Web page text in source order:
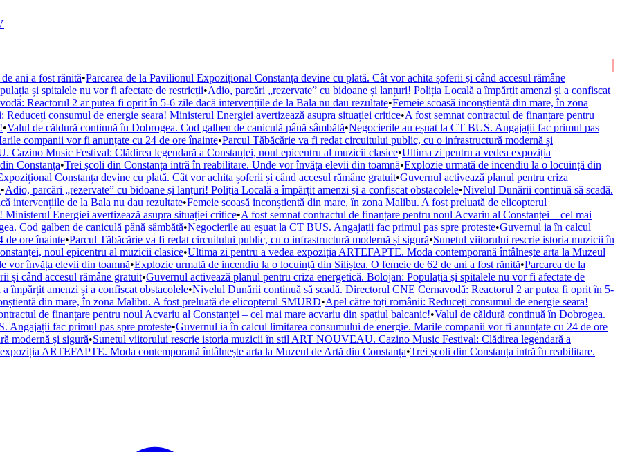
ani a fost rănită•Parcarea de la Pavilionul Expozițional Constanța devine cu plată. Cât vor achita șoferii și când accesul rămâne
și spitalele nu vor fi afectate de restricții•Adio, parcări „rezervate” cu bidoane și lanțuri! Poliția Locală a împărțit amenzi și a confiscat
Reactorul 2 ar putea fi oprit în 5-6 zile dacă intervențiile de la Bala nu dau rezultate•Femeie scoasă inconștientă din mare, în zona
Reduceți consumul de energie seara! Ministerul Energiei avertizează asupra situației critice•A fost semnat contractul de finanțare pentru
•Valul de căldură continuă în Dobrogea. Cod galben de caniculă până sâmbătă•Negocierile au eșuat la CT BUS. Angajații fac primul pas
companii vor fi anunțate cu 24 de ore înainte•Parcul Tăbăcărie va fi redat circuitului public, cu o infrastructură modernă și
Music Festival: Clădirea legendară a Constanței, noul epicentru al muzicii clasice•Ultima zi pentru a vedea expoziția
Constanța•Trei școli din Constanța intră în reabilitare. Unde vor învăța elevii din toamnă•Explozie urmată de incendiu la o locuință din
Constanța devine cu plată. Cât vor achita șoferii și când accesul rămâne gratuit•Guvernul activează planul pentru criza
•Adio, parcări „rezervate” cu bidoane și lanțuri! Poliția Locală a împărțit amenzi și a confiscat obstacolele•Nivelul Dunării continuă să scadă.
intervențiile de la Bala nu dau rezultate•Femeie scoasă inconștientă din mare, în zona Malibu. A fost preluată de elicopterul
Energiei avertizează asupra situației critice•A fost semnat contractul de finanțare pentru noul Acvariu al Constanței – cel mai
Cod galben de caniculă până sâmbătă•Negocierile au eșuat la CT BUS. Angajații fac primul pas spre proteste•Guvernul ia în calcul
de ore înainte•Parcul Tăbăcărie va fi redat circuitului public, cu o infrastructură modernă și sigură•Sunetul viitorului rescrie istoria muzicii în
noul epicentru al muzicii clasice•Ultima zi pentru a vedea expoziția ARTEFAPTE. Moda contemporană întâlnește arta la Muzeul
vor învăța elevii din toamnă•Explozie urmată de incendiu la o locuință din Siliștea. O femeie de 62 de ani a fost rănită•Parcarea de la
și când accesul rămâne gratuit•Guvernul activează planul pentru criza energetică. Bolojan: Populația și spitalele nu vor fi afectate de
împărțit amenzi și a confiscat obstacolele•Nivelul Dunării continuă să scadă. Directorul CNE Cernavodă: Reactorul 2 ar putea fi oprit în 5-
din mare, în zona Malibu. A fost preluată de elicopterul SMURD•Apel către toți românii: Reduceți consumul de energie seara!
de finanțare pentru noul Acvariu al Constanței – cel mai mare acvariu din spațiul balcanic!•Valul de căldură continuă în Dobrogea.
Angajații fac primul pas spre proteste•Guvernul ia în calcul limitarea consumului de energie. Marile companii vor fi anunțate cu 24 de ore
modernă și sigură•Sunetul viitorului rescrie istoria muzicii în stil ART NOUVEAU. Cazino Music Festival: Clădirea legendară a
ARTEFAPTE. Moda contemporană întâlnește arta la Muzeul de Artă din Constanța•Trei școli din Constanța intră în reabilitare.